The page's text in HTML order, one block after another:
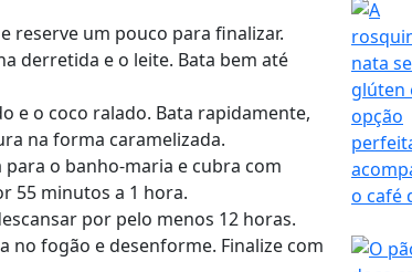
reserve um pouco para finalizar.
derretida e o leite. Bata bem até
e o coco ralado. Bata rapidamente,
na forma caramelizada.
o banho-maria e cubra com
55 minutos a 1 hora.
por pelo menos 12 horas.
no fogão e desenforme. Finalize com